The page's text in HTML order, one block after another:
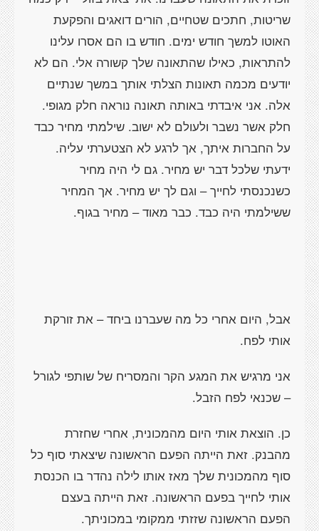
שריטות, חתכים שטחיים, הורים דואגים והפקעת
האוטו למשך חודש ימים. חודש בו הם אסרו עלינו
להתראות, כאילו שהתאונה שלך קשורה אלי. הם לא
יודעים מכמה תאונות הצלתי אותך במשך שנתיים
אלה. אני איבדתי באותה תאונה נוראה חלק מגופי.
חלק אשר נשבר ולעולם לא ישוב. שילמתי מחיר כבד
על החברות איתך, אך לרגע לא הצטערתי עליה.
ידעתי שלכל דבר יש מחיר. גם לי היה מחיר
כשנכנסתי לחייך – וגם לך יש מחיר. אך המחיר
ששילמתי היה כבד. כבר מאוד – מחיר בגוף.
אבל, היום אחרי כל מה שעברנו ביחד – את זורקת
אותי לפח.
אני מרגיש את המגע הקר והמסריח של שותפי לגורל
– שכנאי לפח הזבל.
כן. הוצאת אותי היום מהמכונית, אחרי שחזרת
מהבנק. זאת הייתה הפעם הראשונה שיצאתי סוף כל
סוף מהמכונית שלך מאז אותו לילה נהדר בו הכנסת
אותי לחייך בפעם הראשונה. זאת הייתה בעצם
הפעם הראשונה שזזתי ממקומי במכוניתך.